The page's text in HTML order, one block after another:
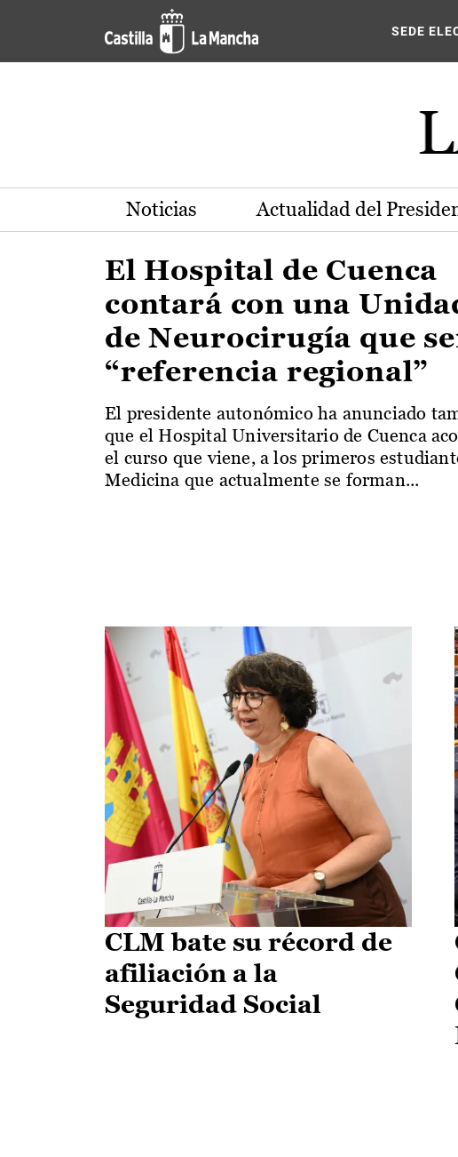
Pasar al contenido principal
Actualidad de la región de SEDE
Noticias Actualidad del
El Hospital de Cuenca
contará con una
de Neurocirugía que
“referencia regional”
El presidente autonómico ha anunciado
que el Hospital Universitario de Cuenca
el curso que viene, a los primeros
Medicina que actualmente se forman...
CLM bate su récord de
afiliación a la
Seguridad Social